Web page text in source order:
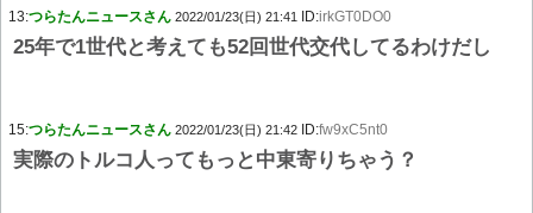
13:つらたんニュースさん 2022/01/23(日) 21:41 ID:irkGT0DO0
25年で1世代と考えても52回世代交代してるわけだし
15:つらたんニュースさん 2022/01/23(日) 21:42 ID:fw9xC5nt0
実際のトルコ人ってもっと中東寄りちゃう？